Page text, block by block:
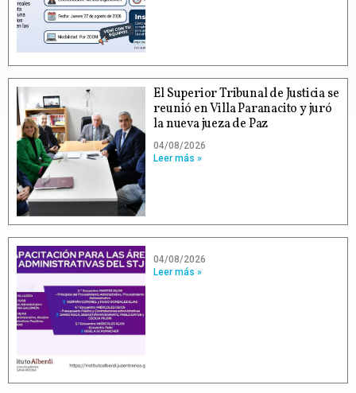
El Superior Tribunal de Justicia se
reunió en Villa Paranacito y juró
la nueva jueza de Paz
04/08/2026
Leer más »
04/08/2026
Leer más »